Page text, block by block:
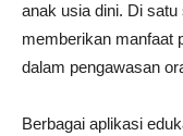
anak usia dini. Di
memberikan manfaat
dalam pengawasan
Berbagai aplikasi